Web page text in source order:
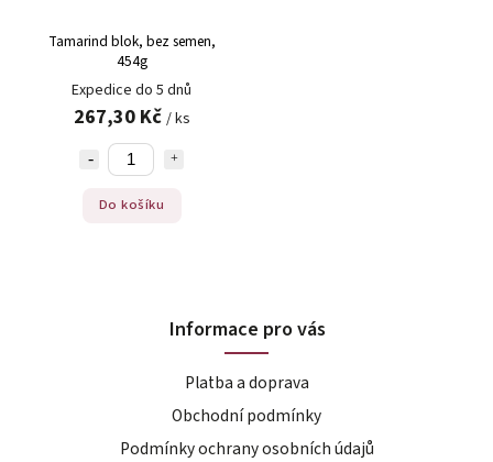
Tamarind blok, bez semen,
454g
Expedice do 5 dnů
267,30 Kč / ks
Do košíku
Informace pro vás
Platba a doprava
Obchodní podmínky
Podmínky ochrany osobních údajů